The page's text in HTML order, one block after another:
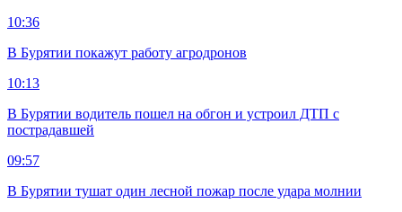
10:36
В Бурятии покажут работу агродронов
10:13
В Бурятии водитель пошел на обгон и устроил ДТП с
пострадавшей
09:57
В Бурятии тушат один лесной пожар после удара молнии